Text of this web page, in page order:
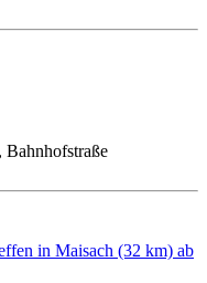
in Maisach (32 km) ab